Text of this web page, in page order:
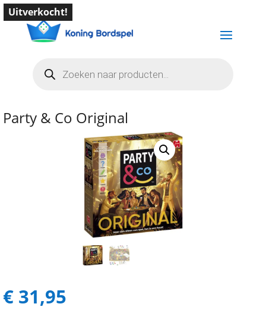
zoeken
Uitverkocht!
Party & Co Original
€ 31,95